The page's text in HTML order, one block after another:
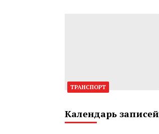
ТРАНСПОРТ
Календарь записей